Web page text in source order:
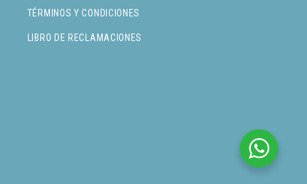
TÉRMINOS Y CONDICIONES
LIBRO DE RECLAMACIONES